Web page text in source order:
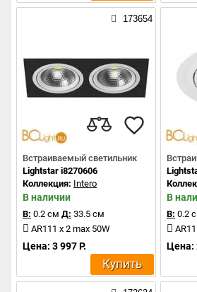
173654
Встраиваемый светильник
Lightstar i8270606
Коллекция: Intero
В наличии
В: 0.2 см Д: 33.5 см
AR111 x 2 max 50W
Цена: 3 997 Р.
Купить
В
В: 0.2
Цена: